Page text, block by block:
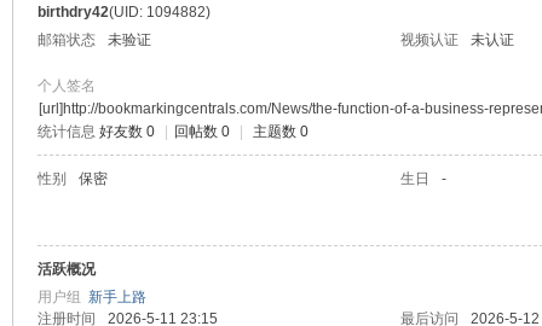
birthdry42(UID: 1094882)
邮箱状态
未验证 视频认证 未认证
个人签名
[url]http://bookmarkingcentrals.com/News/the-function-of-a-business-
统计信息 好友数 0 回帖数 0 主题数 0
性别 保密 生日 -
活跃概况
用户组 新手上路
注册时间
2026-5-11 23:15 最后访问
2026-5-